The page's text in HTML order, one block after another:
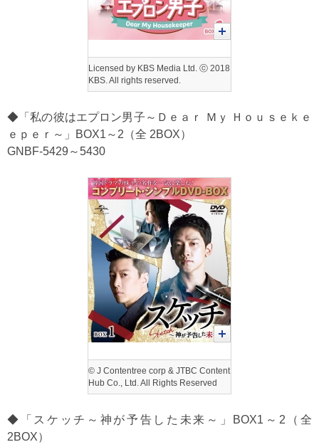
Licensed by KBS Media Ltd. ⓒ 2018
KBS. All rights reserved.
◆「私の彼はエプロン男子～Ｄｅａｒ Ｍｙ Ｈｏｕｓｅｋｅ
ｅｐｅｒ～」BOX1～2（全 2BOX）
GNBF-5429～5430
© J Contentree corp & JTBC Content
Hub Co., Ltd. All Rights Reserved
◆「スケッチ～神が予告した未来～」BOX1～2（全
2BOX）